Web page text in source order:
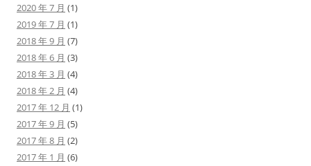
2020 年 7 月 (1)
2019 年 7 月 (1)
2018 年 9 月 (7)
2018 年 6 月 (3)
2018 年 3 月 (4)
2018 年 2 月 (4)
2017 年 12 月 (1)
2017 年 9 月 (5)
2017 年 8 月 (2)
2017 年 1 月 (6)